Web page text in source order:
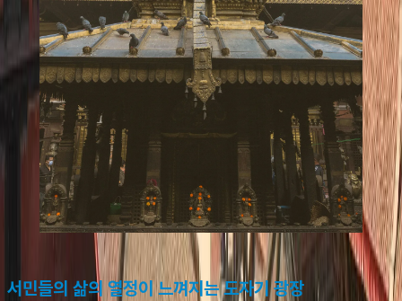
서민들의 삶의 열정이 느껴지는 도자기 광장